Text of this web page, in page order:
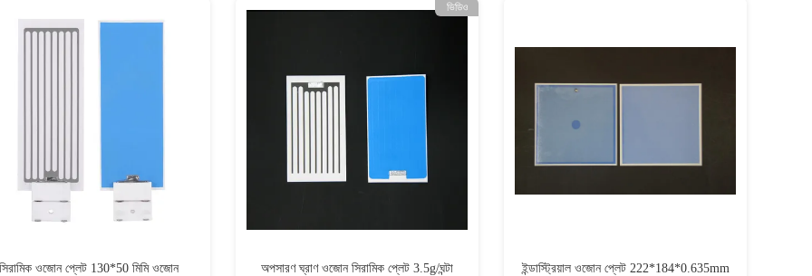
সিরামিক ওজোন প্লেট 130*50 মিমি ওজোন
ভিডিও
অপসারণ ঘ্রাণ ওজোন সিরামিক প্লেট 3.5g/ঘন্টা
ইন্ডাস্ট্রিয়াল ওজোন প্লেট 222*184*0.635mm